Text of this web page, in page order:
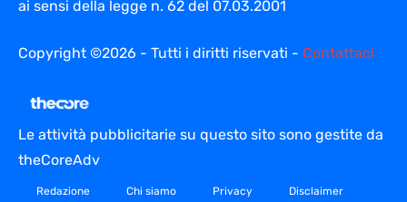
ai sensi della legge n. 62 del 07.03.2001
Copyright ©2026 - Tutti i diritti riservati - Contattaci
Le attività pubblicitarie su questo sito sono gestite da
theCoreAdv
Redazione Chi siamo Privacy Disclaimer